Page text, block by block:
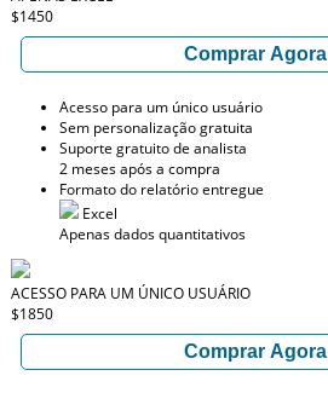
$1450
Comprar Agora
Acesso para um único usuário
Sem personalização gratuita
Suporte gratuito de analista
2 meses após a compra
Formato do relatório entregue
Excel
Apenas dados quantitativos
ACESSO PARA UM ÚNICO USUÁRIO
$1850
Comprar Agora